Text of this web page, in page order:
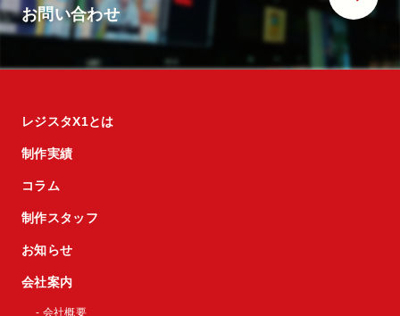
お問い合わせ
レジスタX1とは
制作実績
コラム
制作スタッフ
お知らせ
会社案内
- 会社概要